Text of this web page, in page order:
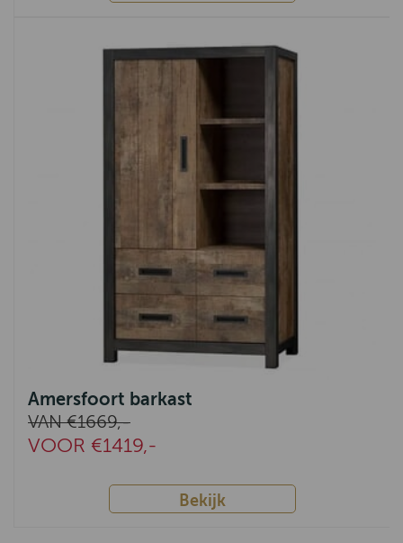
Amersfoort barkast
VAN €1669,-
VOOR €1419,-
Bekijk